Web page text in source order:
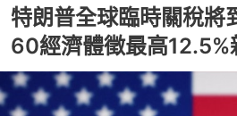
特朗普全球臨時關稅
60經濟體徵最高12.5%